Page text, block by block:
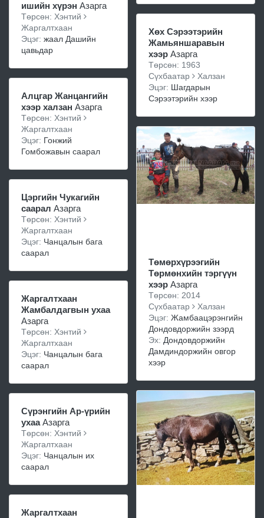
ишийн хүрэн Азарга
Төрсөн: Хэнтий
Жаргалтхаан
Эцэг: жаал Дашийн
цавьдар
Алцгар Жанцангийн
хээр халзан Азарга
Төрсөн: Хэнтий
Жаргалтхаан
Эцэг: Гонжий
Гомбожавын саарал
Цэргийн Чукагийн
саарал Азарга
Төрсөн: Хэнтий
Жаргалтхаан
Эцэг: Чанцалын бага
саарал
Жаргалтхаан
Жамбалдагвын ухаа
Азарга
Төрсөн: Хэнтий
Жаргалтхаан
Эцэг: Чанцалын бага
саарал
Сүрэнгийн Ар-үрийн
ухааАзарга
Төрсөн: Хэнтий
Жаргалтхаан
Эцэг: Чанцалын их
саарал
Жаргалтхаан
Хөх Сэрээтэрийн
Жамьяншаравын
хээр Азарга
Төрсөн: 1963
Сүхбаатар
Халзан
Эцэг: Шагдарын
Сэрээтэрийн хээр
Төмөрхүрээгийн
Төрмөнхийн тэргүүн
хээр Азарга
Төрсөн: 2014
Сүхбаатар
Халзан
Эцэг: Жамбаацэрэнгийн
Дондовдоржийн зээрд
Эх: Дондовдоржийн
Дамдиндоржийн овгор
хээр